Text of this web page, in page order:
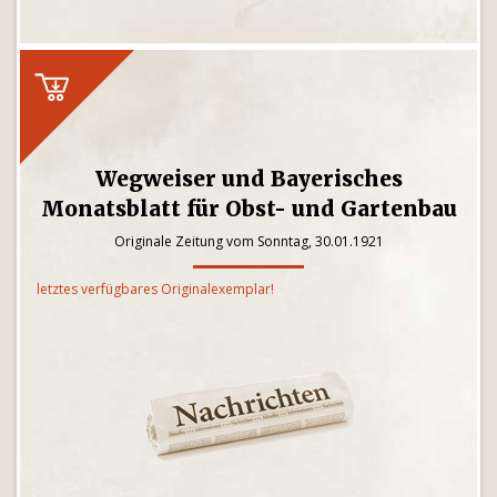
Wegweiser und Bayerisches
Monatsblatt für Obst- und Gartenbau
Originale Zeitung vom Sonntag, 30.01.1921
letztes verfügbares Originalexemplar!